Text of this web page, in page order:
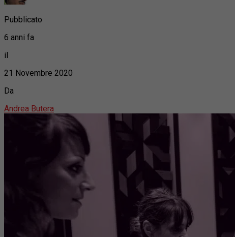
Pubblicato
6 anni fa
il
21 Novembre 2020
Da
Andrea Butera